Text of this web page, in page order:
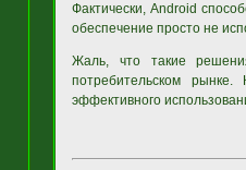
Фактически, Android
обеспечение просто не
Жаль, что такие
потребительском
эффективного